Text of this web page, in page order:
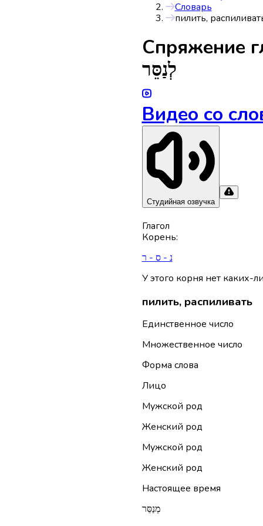
Словарь
пилить,
Спряжениe
לְנַסֵּר
Видео со
Студийная озвучка
Глагол
Корень:
נ - ס - ר
У этого корня нет каких-
пилить, распиливать
Единственное число
Множественное число
Форма слова
Лицо
Мужской род
Женский род
Мужской род
Женский род
Настоящее время
מְנַסֵּר